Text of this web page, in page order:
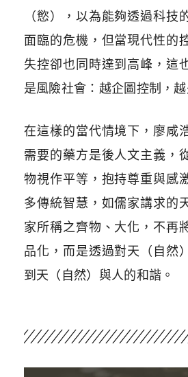
（慾），以為能夠透過科技
面臨的危機，但當現代性的
失控卻也同時達到高峰，這
是風險社會：越企圖控制，越
在這樣的當代情境下，廖咸
需要的藥方是後人文主義，
物視作平等，抱持尊重與感
多傳統智慧，如儒家講求的
家所稱之齊物、大化，不再
品化，而是透過對天（自然
到天（自然）與人的和諧。